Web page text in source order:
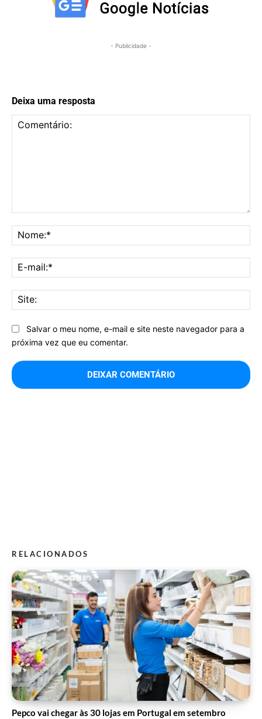
- Publicidade -
Deixa uma resposta
Salvar o meu nome, e-mail e site neste navegador para a
próxima vez que eu comentar.
RELACIONADOS
Pepco vai chegar às 30 lojas em Portugal em setembro